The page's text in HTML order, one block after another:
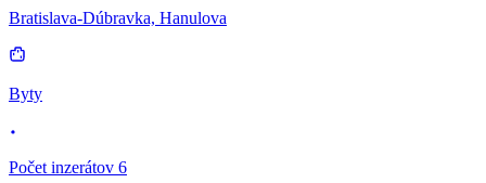
Bratislava-Dúbravka, Hanulova
Byty
Počet inzerátov 6